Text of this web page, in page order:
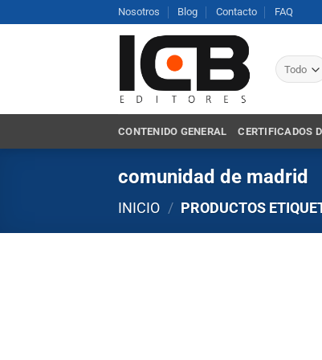
al
Nosotros Blog Contacto FAQ
CONTENIDO GENERAL CERTIFICADOS
comunidad de madrid
INICIO / PRODUCTOS